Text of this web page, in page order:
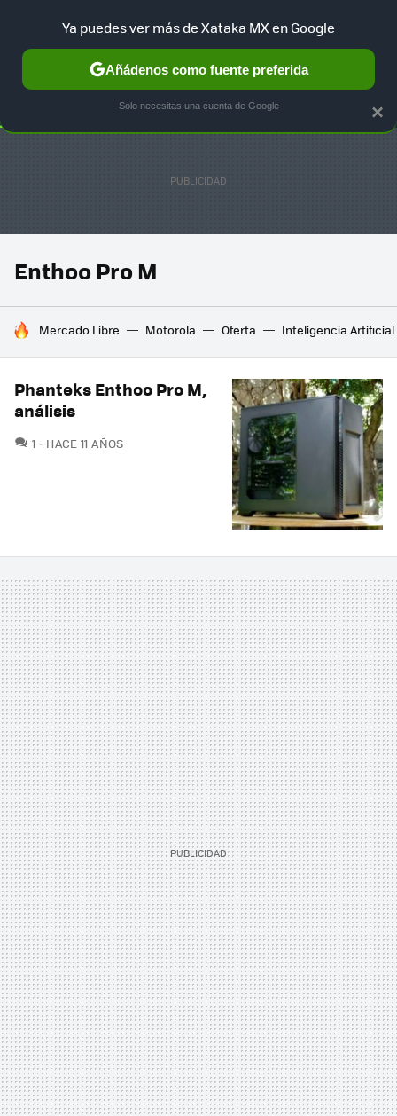
SELECCIÓN GAMING HOME AUTO TERRITORIO
Enthoo Pro M
HOY SE HABLA DE
Mercado Libre Motorola Oferta Inteligencia Artificial
Phanteks Enthoo Pro M,
análisis
1 COMENTARIOS
HACE 11 AÑOS
×
Ya puedes ver más de Xataka MX en Google
Añádenos como fuente preferida
Solo necesitas una cuenta de Google